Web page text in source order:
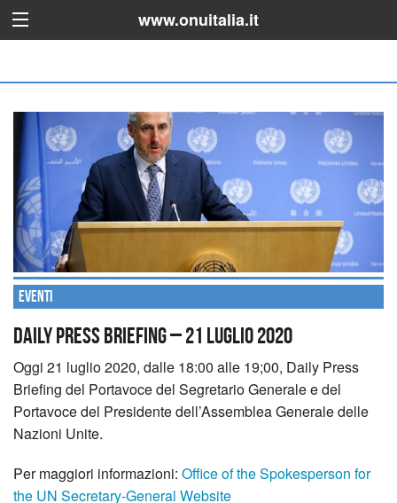
www.onuitalia.it
Eventi
Daily Press Briefing – 21 luglio 2020
Oggi 21 luglio 2020, dalle 18:00 alle 19;00, Daily Press
Briefing del Portavoce del Segretario Generale e del
Portavoce del Presidente dell’Assemblea Generale delle
Nazioni Unite.
Per maggiori informazioni: Office of the Spokesperson for
the UN Secretary-General Website